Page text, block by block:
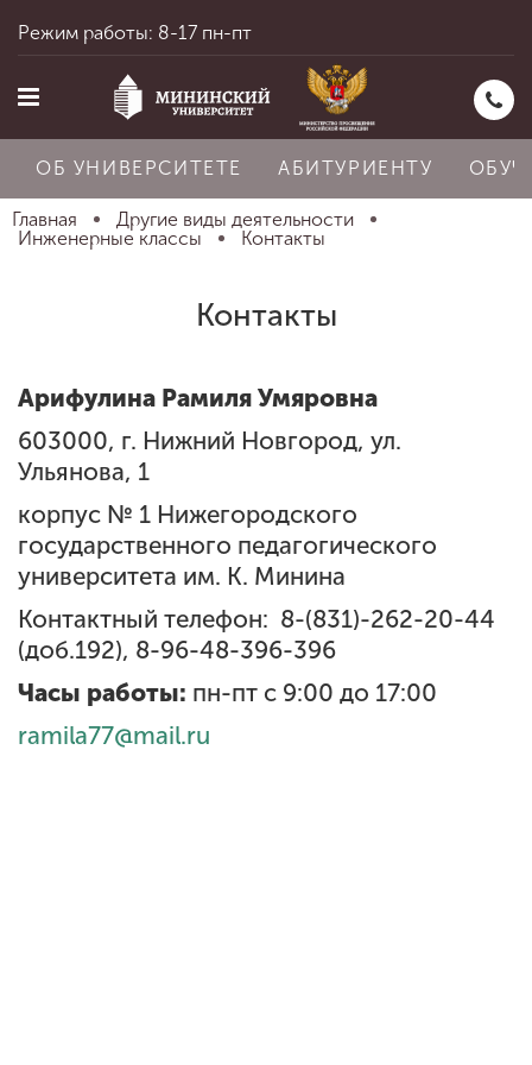
Абитуриенту
Обучение
Наука
Международная
деятельность
Режим работы: 8-17 пн-пт
ОБ УНИВЕРСИТЕТЕ АБИТУРИЕНТУ
Главная
Другие виды деятельности
Инженерные классы
Контакты
Контакты
Арифулина Рамиля Умяровна
603000, г. Нижний Новгород, ул.
Ульянова, 1
корпус № 1 Нижегородского
государственного педагогического
университета им. К. Минина
Контактный телефон: 8-(831)-262-20-44
(доб.192), 8-96-48-396-396
Часы работы: пн-пт с 9:00 до 17:00
ramila77@mail.ru